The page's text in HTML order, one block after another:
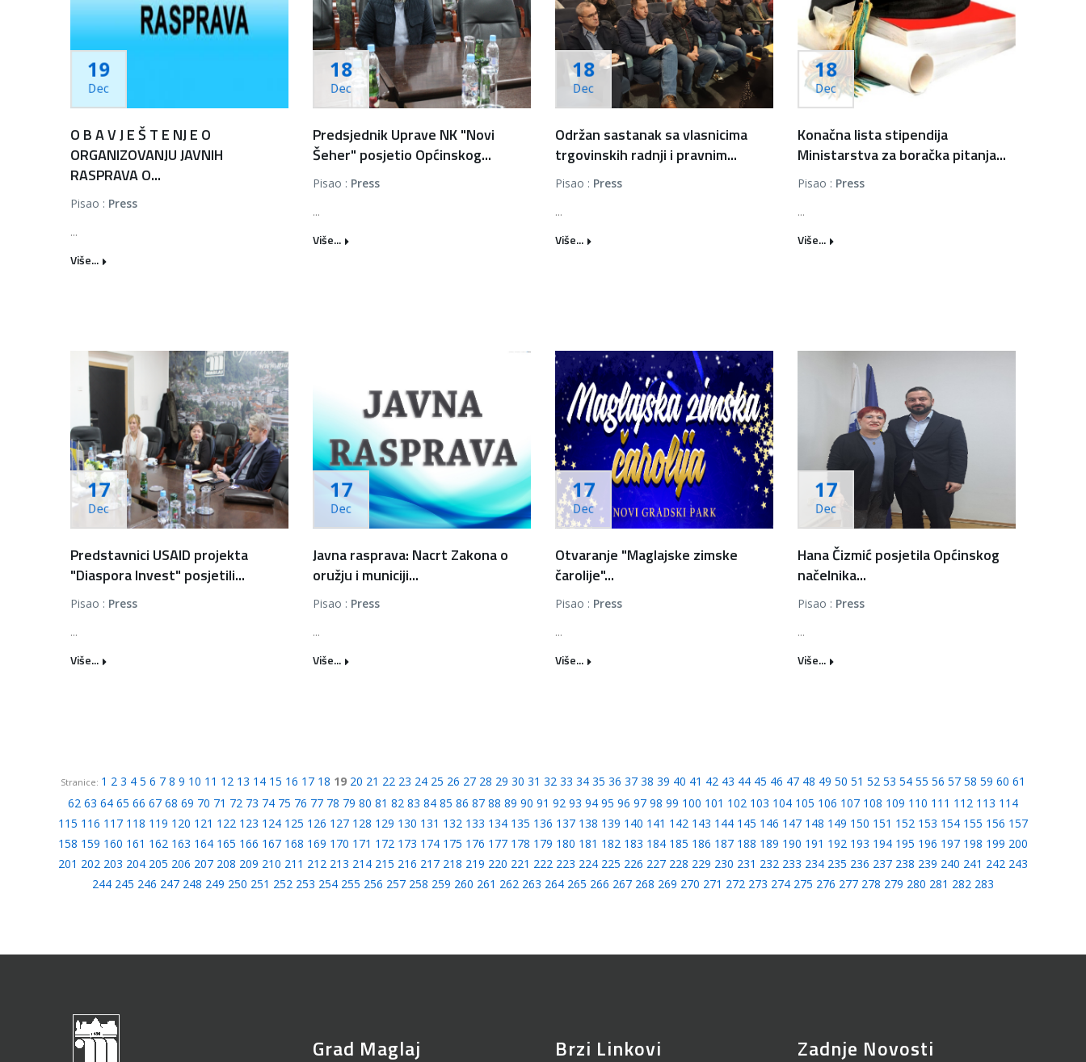
19
Dec
O B A V J E Š T E NJ E O
ORGANIZOVANJU JAVNIH
RASPRAVA O...
Pisao : Press
...
Više...
18
Dec
Predsjednik Uprave NK "Novi
Šeher" posjetio Općinskog...
Pisao : Press
...
Više...
18
Dec
Održan sastanak sa vlasnicima
trgovinskih radnji i pravnim...
Pisao : Press
...
Više...
18
Dec
Konačna lista stipendija
Ministarstva za boračka pitanja...
Pisao : Press
...
Više...
17
Dec
Predstavnici USAID projekta
"Diaspora Invest" posjetili...
Pisao : Press
...
Više...
17
Dec
Javna rasprava: Nacrt Zakona o
oružju i municiji...
Pisao : Press
...
Više...
17
Dec
Otvaranje "Maglajske zimske
čarolije"...
Pisao : Press
...
Više...
17
Dec
Hana Čizmić posjetila Općinskog
načelnika...
Pisao : Press
...
Više...
Stranice: 1 2 3 4 5 6 7 8 9 10 11 12 13 14 15 16 17 18 19 20 21 22 23 24 25 26 27 28 29 30 31 32 33 34 35 36 37 38 39 40 41 42 43 44 45 46 47 48 49 50 51 52 53 54 55 56 57 58 59 60 61
62 63 64 65 66 67 68 69 70 71 72 73 74 75 76 77 78 79 80 81 82 83 84 85 86 87 88 89 90 91 92 93 94 95 96 97 98 99 100 101 102 103 104 105 106 107 108 109 110 111 112 113 114
115 116 117 118 119 120 121 122 123 124 125 126 127 128 129 130 131 132 133 134 135 136 137 138 139 140 141 142 143 144 145 146 147 148 149 150 151 152 153 154 155 156 157
158 159 160 161 162 163 164 165 166 167 168 169 170 171 172 173 174 175 176 177 178 179 180 181 182 183 184 185 186 187 188 189 190 191 192 193 194 195 196 197 198 199 200
201 202 203 204 205 206 207 208 209 210 211 212 213 214 215 216 217 218 219 220 221 222 223 224 225 226 227 228 229 230 231 232 233 234 235 236 237 238 239 240 241 242 243
244 245 246 247 248 249 250 251 252 253 254 255 256 257 258 259 260 261 262 263 264 265 266 267 268 269 270 271 272 273 274 275 276 277 278 279 280 281 282 283
Grad Maglaj Brzi Linkovi Zadnje Novosti